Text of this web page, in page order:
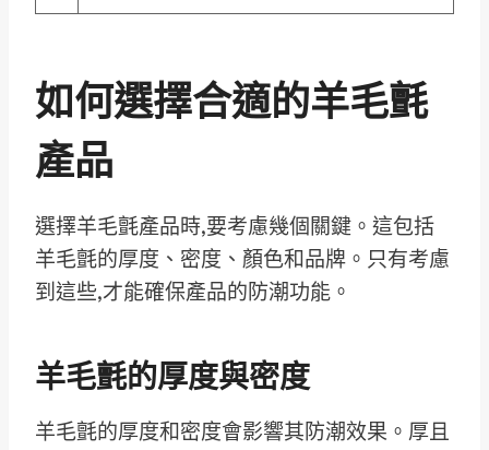
如何選擇合適的羊毛氈
產品
選擇羊毛氈產品時,要考慮幾個關鍵。這包括
羊毛氈的厚度、密度、顏色和品牌。只有考慮
到這些,才能確保產品的防潮功能。
羊毛氈的厚度與密度
羊毛氈的厚度和密度會影響其防潮效果。厚且